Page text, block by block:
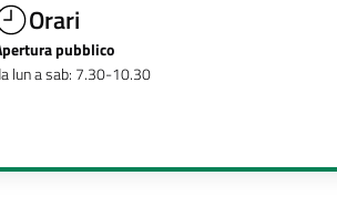
Orari
pubblico
lun a sab: 7.30-10.30